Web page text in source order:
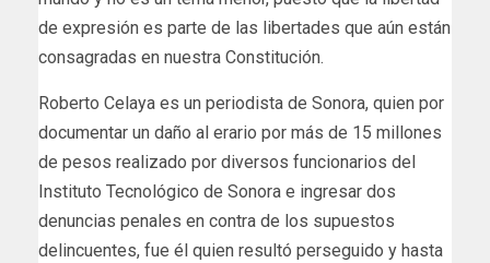
de expresión es parte de las libertades que aún están
consagradas en nuestra Constitución.
Roberto Celaya es un periodista de Sonora, quien por
documentar un daño al erario por más de 15 millones
de pesos realizado por diversos funcionarios del
Instituto Tecnológico de Sonora e ingresar dos
denuncias penales en contra de los supuestos
delincuentes, fue él quien resultó perseguido y hasta